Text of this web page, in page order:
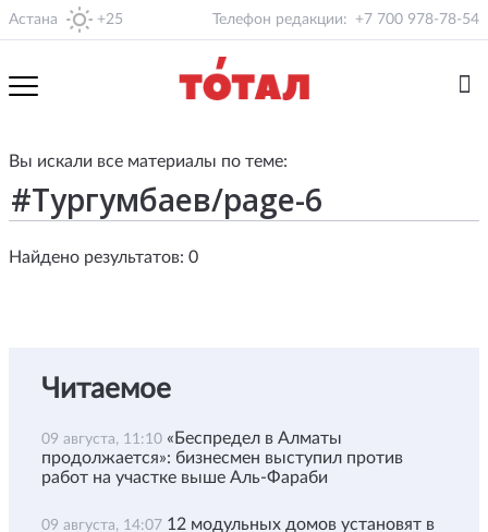
Астана +25 Телефон редакции: +7 700 978-78-54
Вы искали все материалы по теме:
Найдено результатов: 0
Читаемое
09 августа, 11:10 «Беспредел в Алматы
продолжается»: бизнесмен выступил против
работ на участке выше Аль-Фараби
09 августа, 14:07 12 модульных домов установят в